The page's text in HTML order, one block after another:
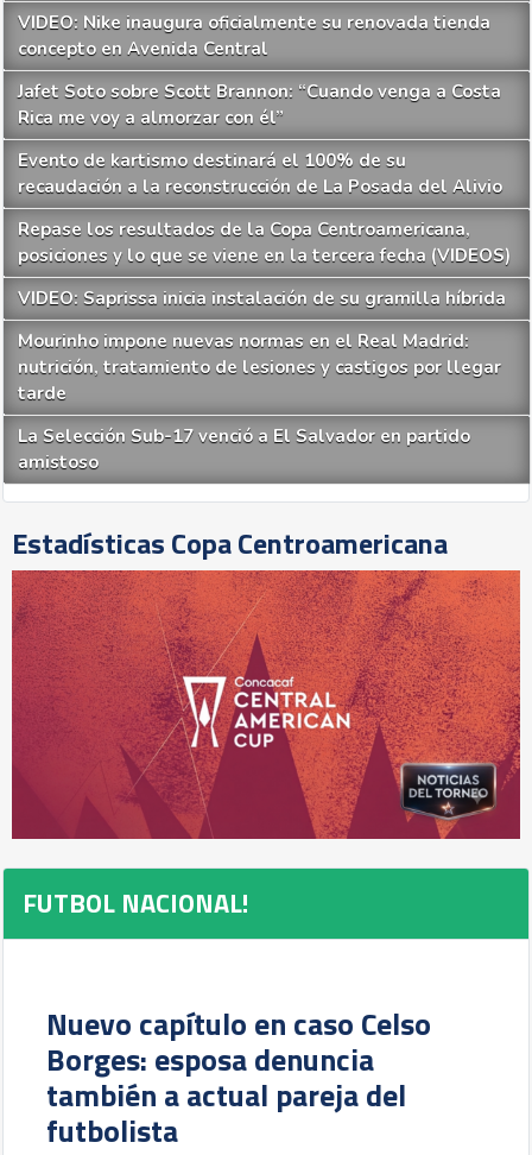
VIDEO: Nike inaugura oficialmente su renovada tienda
concepto en Avenida Central
Jafet Soto sobre Scott Brannon: “Cuando venga a Costa
Rica me voy a almorzar con él”
Evento de kartismo destinará el 100% de su
recaudación a la reconstrucción de La Posada del Alivio
Repase los resultados de la Copa Centroamericana,
posiciones y lo que se viene en la tercera fecha (VIDEOS)
VIDEO: Saprissa inicia instalación de su gramilla híbrida
Mourinho impone nuevas normas en el Real Madrid:
nutrición, tratamiento de lesiones y castigos por llegar
tarde
La Selección Sub-17 venció a El Salvador en partido
amistoso
Estadísticas Copa Centroamericana
FUTBOL NACIONAL!
Nuevo capítulo en caso Celso
Borges: esposa denuncia
también a actual pareja del
futbolista